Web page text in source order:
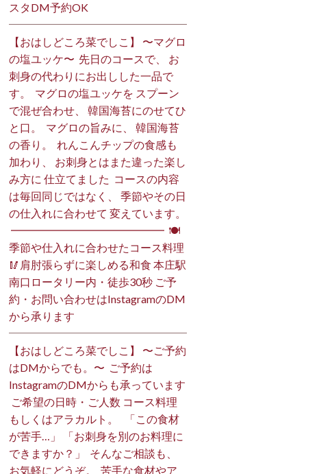
スタDM予約OK ⁡
【おはしどころ菜でしこ】 〜マグロ
の塩ユッケ〜 ⁡ 先日のコースで、 お
刺身の代わりにお出しした一品で
す。 ⁡ マグロの塩ユッケを スプーン
で混ぜ合わせ、 韓国海苔にのせてひ
と口。 ⁡ マグロの旨みに、 韓国海苔
の香り。 ⁡ れんこんチップの食感も
加わり、 お刺身とはまた違った楽し
み方に 仕立てました️ ⁡ コースの内容
は毎回同じではなく、 季節やその日
の仕入れに合わせて 変えています。
⁡ ━━━━━━━━━━━━━━ ⁡ 🍽
季節や仕入れに合わせたコース料理
🥢肩肘張らずに楽しめる和食 本庄駅
南口ロータリー内・徒歩30秒 ご予
約・お問い合わせはInstagramのDM
から承ります ⁡
【おはしどころ菜でしこ】 〜ご予約
はDMからでも。〜 ⁡ ご予約は
InstagramのDMからも承っています
⁡ ご希望の日時・ご人数 コース料理
もしくはアラカルト。 ⁡ ⁡ 「この食材
が苦手…」 「お刺身を別のお料理に
できますか？」 ⁡ そんなご相談も、
お気軽にどうぞ。 ⁡ 苦手な食材やア